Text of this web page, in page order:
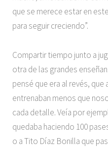
que se merece estar en
para seguir creciendo”.
Compartir tiempo junto a
otra de las grandes
pensé que era al revés,
entrenaban menos que
cada detalle. Veía por
quedaba haciendo 100
o a Tito Díaz Bonilla que